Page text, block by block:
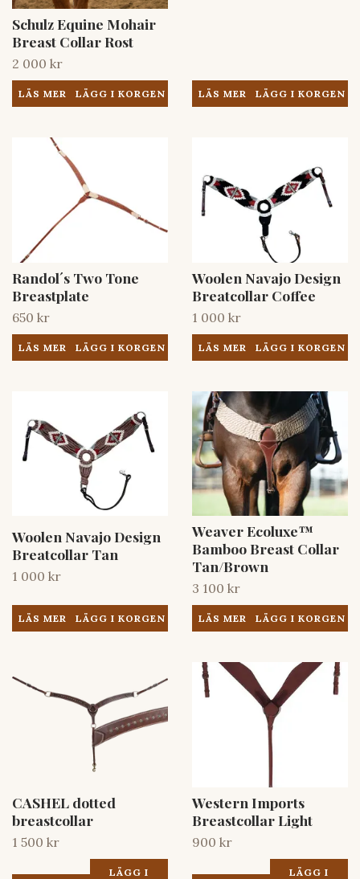
Schulz Equine Mohair
Breast Collar Rost
2 000 kr
LÄS MER LÄS MER
Randol´s Two Tone
Breastplate
650 kr
LÄS MER
Woolen Navajo Design
Breatcollar Coffee
1 000 kr
LÄS MER
Woolen Navajo Design
Breatcollar Tan
1 000 kr
LÄS MER
Weaver Ecoluxe™
Bamboo Breast Collar
Tan/Brown
3 100 kr
LÄS MER
CASHEL dotted
breastcollar
1 500 kr
LÄGG I
Western Imports
Breastcollar Light
900 kr
LÄGG I